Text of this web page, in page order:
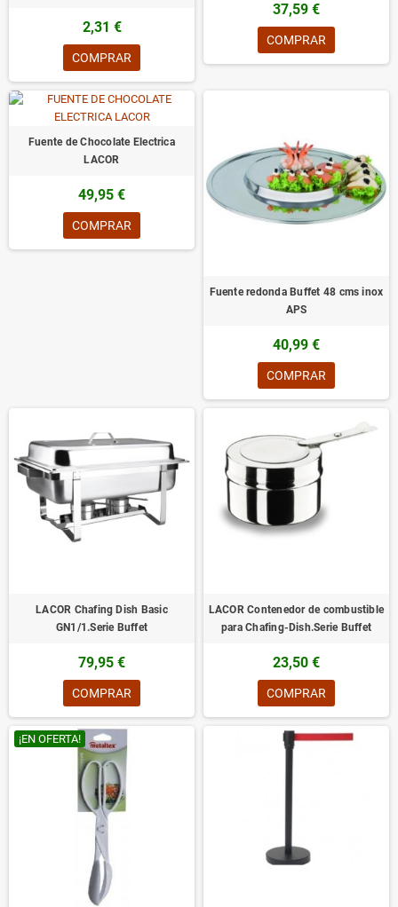
2,31 €
COMPRAR
37,59 €
COMPRAR
Fuente de Chocolate Electrica
LACOR
49,95 €
COMPRAR
Fuente redonda Buffet 48 cms inox
APS
40,99 €
COMPRAR
LACOR Chafing Dish Basic
GN1/1.Serie Buffet
79,95 €
COMPRAR
LACOR Contenedor de combustible
para Chafing-Dish.Serie Buffet
23,50 €
COMPRAR
¡EN OFERTA!